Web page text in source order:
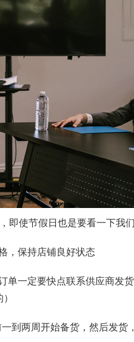
即使节假日也是要看一下我
，保持店铺良好状态
一定要快点联系供应商
到两周开始备货，然后发货